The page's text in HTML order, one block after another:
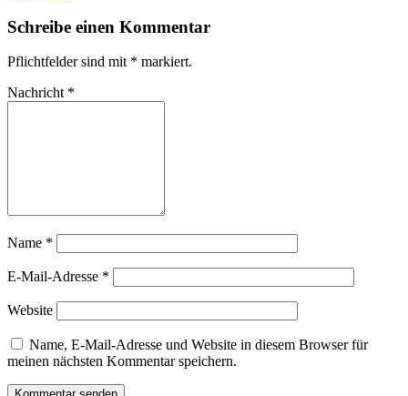
Schreibe einen Kommentar
Pflichtfelder sind mit * markiert.
Nachricht *
Name *
E-Mail-Adresse *
Website
Name, E-Mail-Adresse und Website in diesem Browser für
meinen nächsten Kommentar speichern.